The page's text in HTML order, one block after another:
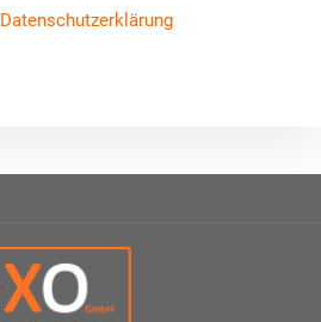
Datenschutzerklärung